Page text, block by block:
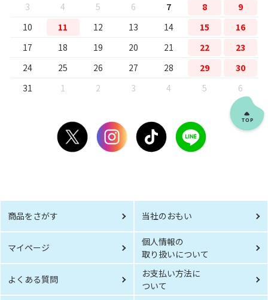
3
4 5 6 7 8
9
10
11 12 13 14 15
16
17
18 19 20 21 22
23
24
25 26 27 28 29
30
31
1 2 3 4 5 6
商品をさがす 当社のおもい
マイページ
個人情報の
取り扱いについて
よくある質問
お支払い方法に
ついて